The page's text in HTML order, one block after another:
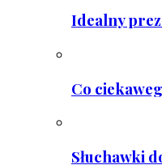
Idealny
Co
Słuchawki